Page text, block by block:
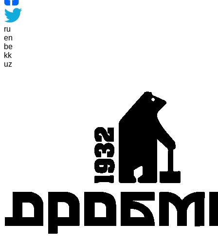
ru
en
be
kk
uz